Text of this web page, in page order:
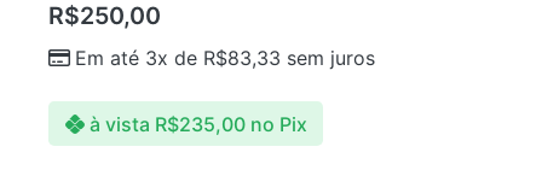
R$250,00
Em até 3x de R$83,33 sem juros
à vista R$235,00 no Pix